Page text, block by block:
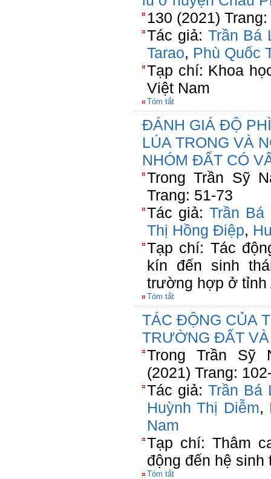
130 (2021)
Tác giả: Trần Bá
Tarao, Phù Quốc
Tạp chí: Khoa
Việt Nam
Tóm tắt
ĐÁNH GIÁ ĐỘ
LÚA TRONG VÀ
NHÓM ĐẤT CÓ
Trong Trần Sỹ
Trang: 51-73
Tác giả: Trần Bá
Thị Hồng Điệp,
Tạp chí: Tác
kín đến sinh
trường hợp ở tỉnh
Tóm tắt
TÁC ĐỘNG CỦA
TRƯỜNG ĐẤT
Trong Trần Sỹ
(2021) Trang:
Tác giả: Trần Bá
Huỳnh Thị Diễm,
Nam
Tạp chí: Thâm
động đến hệ sinh
Tóm tắt